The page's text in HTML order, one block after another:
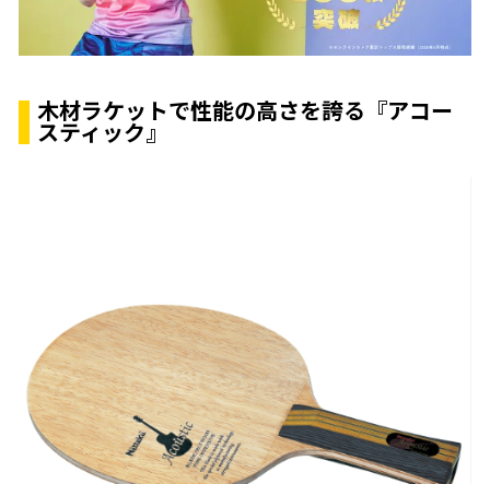
木材ラケットで性能の高さを誇る『アコー
スティック』